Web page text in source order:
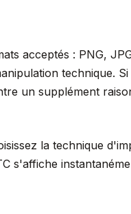
acceptés : PNG,
technique.
un supplément
la technique
s'affiche